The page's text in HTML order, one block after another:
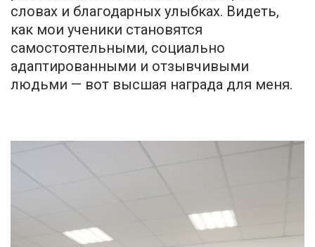
словах и благодарных улыбках. Видеть,
как мои ученики становятся
самостоятельными, социально
адаптированными и отзывчивыми
людьми — вот высшая награда для меня.